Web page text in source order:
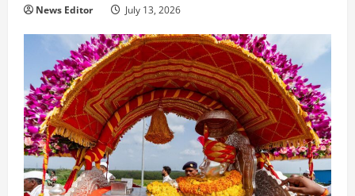
News Editor July 13, 2026